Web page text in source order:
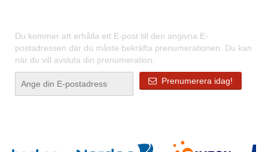
Du kommer att erhålla ett E-post till den angivna E-
postadressen där du måste bekräfta prenumerationen. Du kan
när du vill avsluta din prenumeration.
Prenumerera idag!